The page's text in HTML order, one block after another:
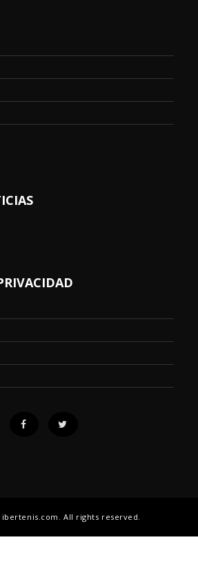
ibertenis.com. All rights reserved.